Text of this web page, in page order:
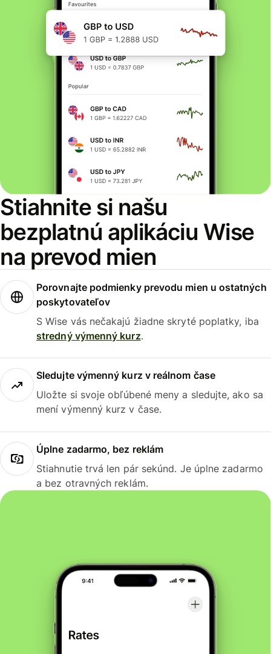
Stiahnite si našu
bezplatnú aplikáciu Wise
na prevod mien
Porovnajte podmienky prevodu mien u ostatných
poskytovateľov
S Wise vás nečakajú žiadne skryté poplatky, iba
stredný výmenný kurz.
Sledujte výmenný kurz v reálnom čase
Uložte si svoje obľúbené meny a sledujte, ako sa
mení výmenný kurz v čase.
Úplne zadarmo, bez reklám
Stiahnutie trvá len pár sekúnd. Je úplne zadarmo
a bez otravných reklám.